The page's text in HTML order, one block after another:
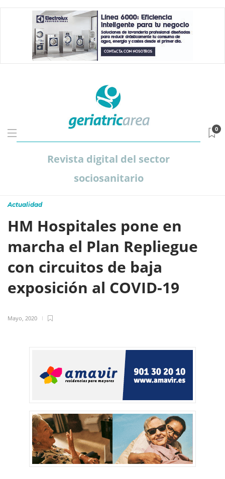
Revista digital del sector
sociosanitario
0
Actualidad
HM Hospitales pone en
marcha el Plan Repliegue
con circuitos de baja
exposición al COVID-19
Mayo, 2020